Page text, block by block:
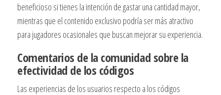
beneficioso si tienes la intención de gastar una cantidad mayor,
mientras que el contenido exclusivo podría ser más atractivo
para jugadores ocasionales que buscan mejorar su experiencia.
Comentarios de la comunidad sobre la
efectividad de los códigos
Las experiencias de los usuarios respecto a los códigos